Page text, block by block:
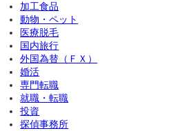
加工食品
動物・ペット
医療脱毛
国内旅行
外国為替（ＦＸ）
婚活
専門転職
就職・転職
投資
探偵事務所